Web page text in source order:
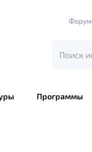
Форум
Программы